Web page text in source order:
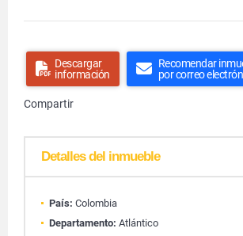
Descargar
información
Recomendar
por correo
Compartir
Detalles del inmueble
País: Colombia
Departamento: Atlántico